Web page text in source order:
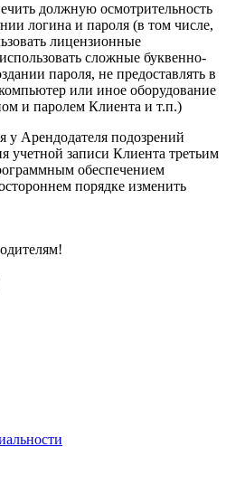
должную осмотрительность
логина и пароля (в том числе,
лицензионные
сложные буквенно-
пароля, не предоставлять в
или иное оборудование
и паролем Клиента и т.п.)
у Арендодателя подозрений
учетной записи Клиента третьим
обеспечением
порядке изменить